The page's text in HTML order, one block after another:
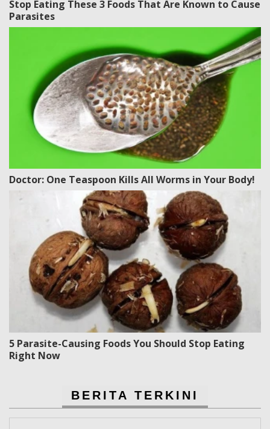
Stop Eating These 3 Foods That Are Known to Cause
Parasites
Doctor: One Teaspoon Kills All Worms in Your Body!
5 Parasite-Causing Foods You Should Stop Eating
Right Now
BERITA TERKINI